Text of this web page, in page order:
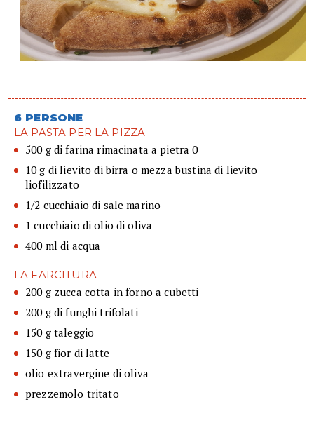
6 PERSONE
LA PASTA PER LA PIZZA
500 g di farina rimacinata a pietra 0
10 g di lievito di birra o mezza bustina di lievito
liofilizzato
1/2 cucchiaio di sale marino
1 cucchiaio di olio di oliva
400 ml di acqua
LA FARCITURA
200 g zucca cotta in forno a cubetti
200 g di funghi trifolati
150 g taleggio
150 g fior di latte
olio extravergine di oliva
prezzemolo tritato